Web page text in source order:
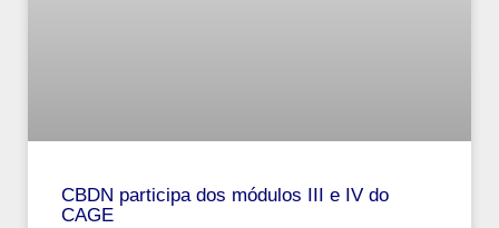
CBDN participa dos módulos III e IV do
CAGE